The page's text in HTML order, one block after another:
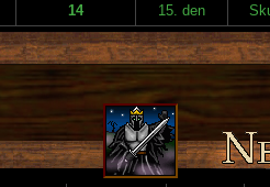
14 15. den